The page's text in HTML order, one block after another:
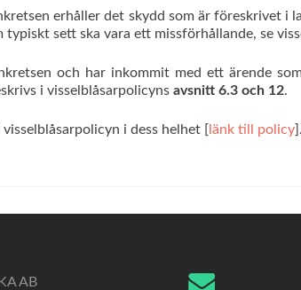
erhåller det skydd som är föreskrivet i
typiskt sett ska vara ett missförhållande, se
och har inkommit med ett ärende
i visselblåsarpolicyns avsnitt 6.3 och 12.
i dess helhet [ länk till policy].
AB